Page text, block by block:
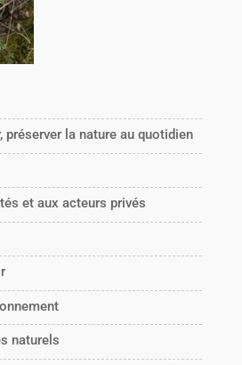
préserver la nature au quotidien
et aux acteurs privés
naturels